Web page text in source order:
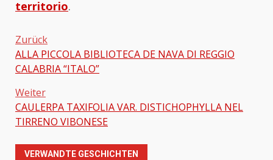
territorio.
Beitragsnavigation
Zurück
ALLA PICCOLA BIBLIOTECA DE NAVA DI REGGIO
CALABRIA “ITALO”
Weiter
CAULERPA TAXIFOLIA VAR. DISTICHOPHYLLA NEL
TIRRENO VIBONESE
VERWANDTE GESCHICHTEN